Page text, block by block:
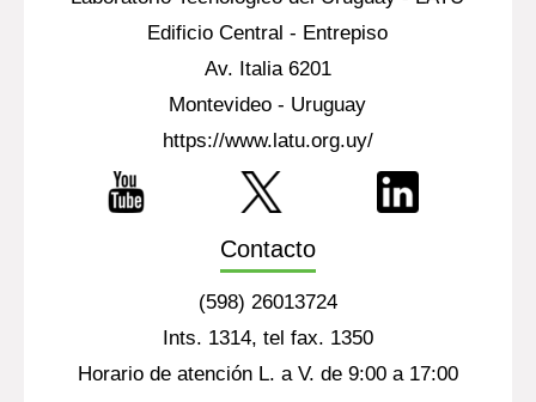
Edificio Central - Entrepiso
Av. Italia 6201
Montevideo - Uruguay
https://www.latu.org.uy/
Contacto
(598) 26013724
Ints. 1314, tel fax. 1350
Horario de atención L. a V. de 9:00 a 17:00